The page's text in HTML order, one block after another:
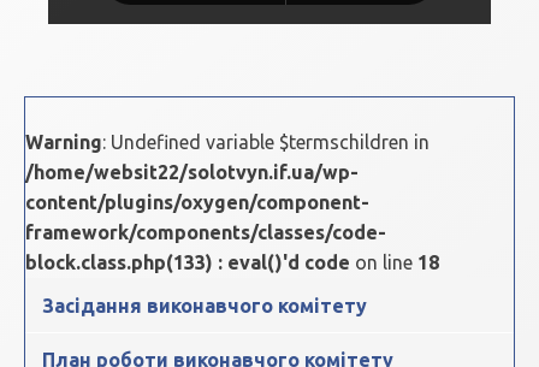
Warning: Undefined variable $termschildren in
/home/websit22/solotvyn.if.ua/wp-
content/plugins/oxygen/component-
framework/components/classes/code-
block.class.php(133) : eval()'d code on line 18
Засідання виконавчого комітету
План роботи виконавчого комітету